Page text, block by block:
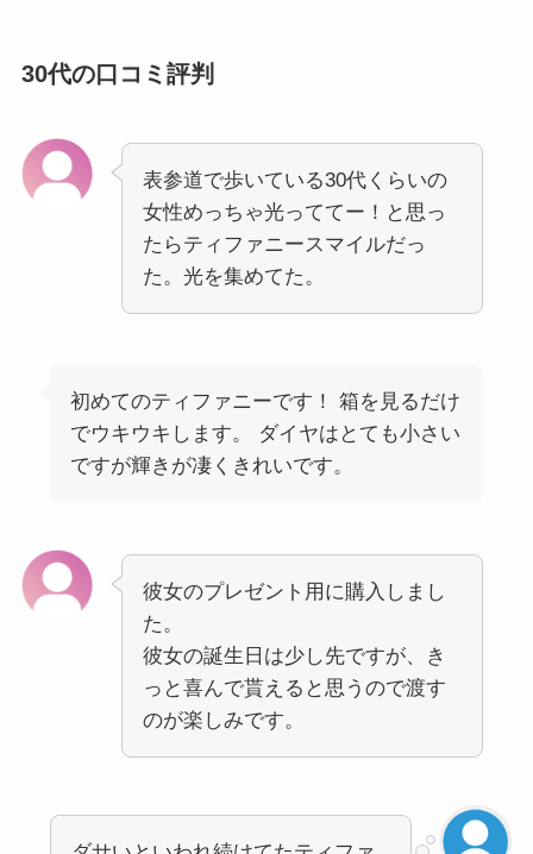
30代の口コミ評判
表参道で歩いている30代くらいの
女性めっちゃ光っててー！と思っ
たらティファニースマイルだっ
た。光を集めてた。
初めてのティファニーです！ 箱を見るだけ
でウキウキします。 ダイヤはとても小さい
ですが輝きが凄くきれいです。
彼女のプレゼント用に購入しまし
た。
彼女の誕生日は少し先ですが、き
っと喜んで貰えると思うので渡す
のが楽しみです。